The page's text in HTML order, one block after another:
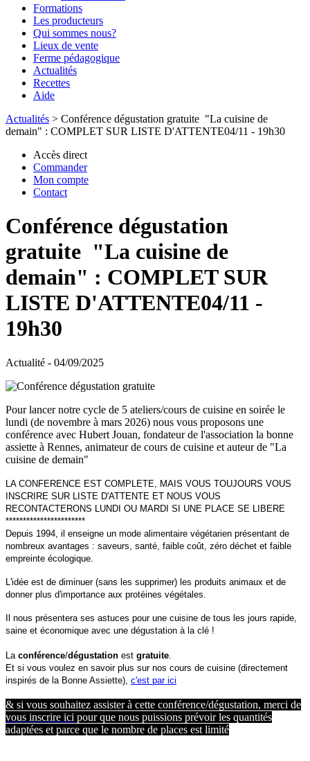
Formations
Les producteurs
Qui sommes nous?
Lieux de vente
Ferme pédagogique
Actualités
Recettes
Aide
Actualités > Conférence dégustation gratuite "La cuisine de
demain" : COMPLET SUR LISTE D'ATTENTE04/11 - 19h30
Accès direct
Commander
Mon compte
Contact
Conférence dégustation
gratuite "La cuisine de
demain" : COMPLET SUR
LISTE D'ATTENTE04/11 -
19h30
Actualité - 04/09/2025
Pour lancer notre cycle de 5 ateliers/cours de cuisine en soirée le
lundi (de novembre à mars 2026) nous vous proposons une
conférence avec Hubert Jouan, fondateur de l'association la bonne
assiette à Rennes, animateur de cours de cuisine et auteur de "La
cuisine de demain"
LA CONFERENCE EST COMPLETE, MAIS VOUS TOUJOURS VOUS
INSCRIRE SUR LISTE D'ATTENTE ET NOUS VOUS
RECONTACTERONS LUNDI OU MARDI SI UNE PLACE SE LIBERE
***********************
Depuis 1994, il enseigne un mode alimentaire végétarien présentant de
nombreux avantages : saveurs, santé, faible coût, zéro déchet et faible
empreinte écologique.
L'idée est de diminuer (sans les supprimer) les produits animaux et de
donner plus d'importance aux protéines végétales.
Il nous présentera ses astuces pour une cuisine de tous les jours rapide,
saine et économique avec une dégustation à la clé !
La conférence/dégustation est gratuite
Et si vous voulez en savoir plus sur nos cours de cuisine (directement
inspirés de la Bonne Assiette), c'est par ici
& si vous souhaitez assister à cette conférence/dégustation, merci de
vous inscrire ici pour que nous puissions prévoir les quantités
adaptées et parce que le nombre de places est limité